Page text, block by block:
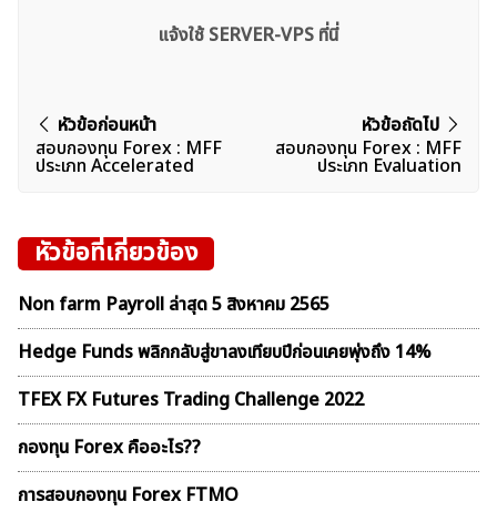
แจ้งใช้ SERVER-VPS ที่นี่
แนะแนว
เรื่อง
หัวข้อก่อนหน้า
สอบกองทุน Forex : MFF
ประเภท Accelerated
หัวข้อถัดไป
สอบกองทุน Forex : MFF
ประเภท Evaluation
หัวข้อที่เกี่ยวข้อง
Non farm Payroll ล่าสุด 5 สิงหาคม 2565
Hedge Funds พลิกกลับสู่ขาลงเทียบปีก่อนเคยพุ่งถึง 14%
TFEX FX Futures Trading Challenge 2022
กองทุน Forex คืออะไร??
การสอบกองทุน Forex FTMO